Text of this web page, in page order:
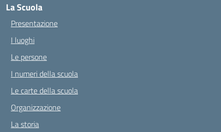
La Scuola
Presentazione
I luoghi
Le persone
I numeri della scuola
Le carte della scuola
Organizzazione
La storia